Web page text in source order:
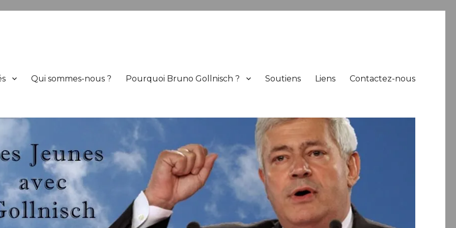
Qui sommes-nous ? Pourquoi Bruno Gollnisch ? Soutiens Liens Contactez-nous